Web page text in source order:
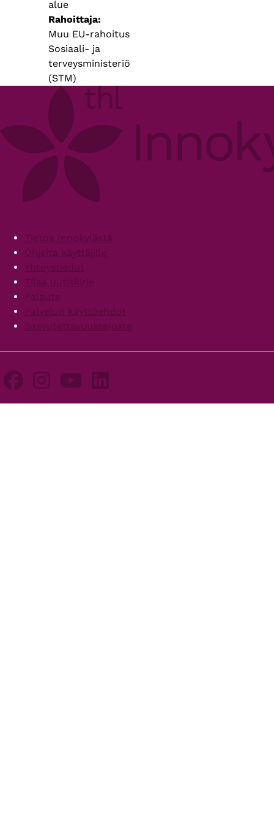
alue
Rahoittaja
Muu EU-rahoitus
Sosiaali- ja
terveysministeriö
(STM)
FooterTietoa Innokylästä
Ohjeita käyttäjille
Yhteystiedot
Tilaa uutiskirje
Palaute
Palvelun käyttöehdot
Saavutettavuusseloste